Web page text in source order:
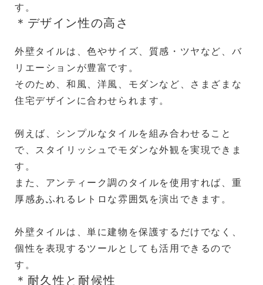
す。
＊デザイン性の高さ
外壁タイルは、色やサイズ、質感・ツヤなど、バ
リエーションが豊富です。
そのため、和風、洋風、モダンなど、さまざまな
住宅デザインに合わせられます。
例えば、シンプルなタイルを組み合わせること
で、スタイリッシュでモダンな外観を実現できま
す。
また、アンティーク調のタイルを使用すれば、重
厚感あふれるレトロな雰囲気を演出できます。
外壁タイルは、単に建物を保護するだけでなく、
個性を表現するツールとしても活用できるので
す。
＊耐久性と耐候性